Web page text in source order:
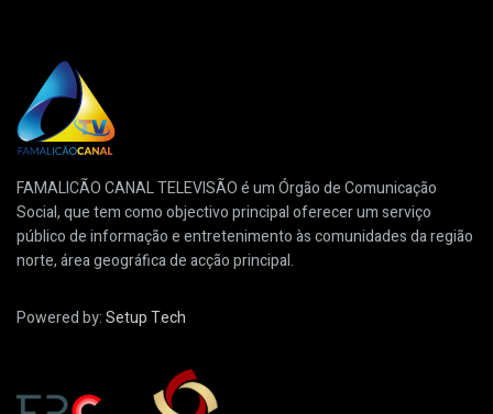
FAMALICÃO CANAL TELEVISÃO é um Órgão de Comunicação
Social, que tem como objectivo principal oferecer um serviço
público de informação e entretenimento às comunidades da região
norte, área geográfica de acção principal.
Powered by:Setup Tech